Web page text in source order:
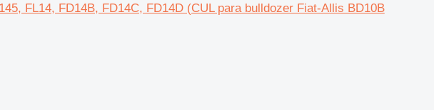
FL14, FD14B, FD14C, FD14D (CUL para bulldozer Fiat-Allis BD10B